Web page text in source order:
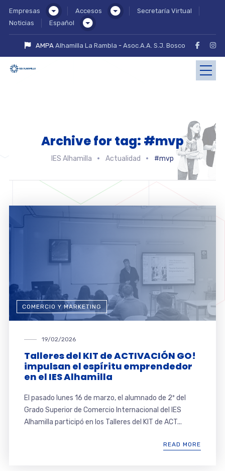
Empresas Accesos
Secretaría Virtual
Noticias
Español
AMPAAlhamilla La Rambla -Asoc.A.A. S.J. Bosco
Archive for tag: #mvp
IES Alhamilla Actualidad #mvp
COMERCIO Y MARKETING
19/02/2026
Talleres del KIT de ACTIVACIÓN GO!
impulsan el espíritu emprendedor
en el IES Alhamilla
El pasado lunes 16 de marzo, el alumnado de 2º del
Grado Superior de Comercio Internacional del IES
Alhamilla participó en los Talleres del KIT de ACT...
READ MORE